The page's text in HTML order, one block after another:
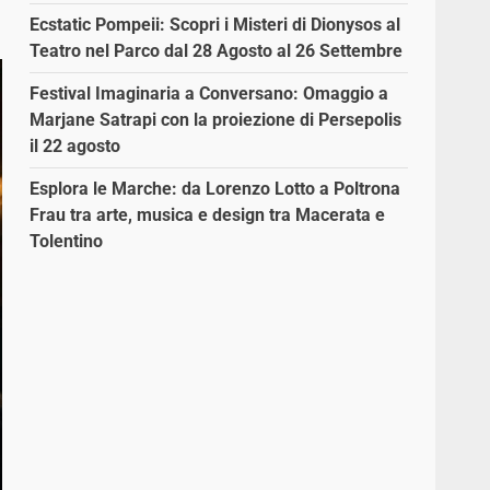
Ecstatic Pompeii: Scopri i Misteri di Dionysos al
Teatro nel Parco dal 28 Agosto al 26 Settembre
Festival Imaginaria a Conversano: Omaggio a
Marjane Satrapi con la proiezione di Persepolis
il 22 agosto
Esplora le Marche: da Lorenzo Lotto a Poltrona
Frau tra arte, musica e design tra Macerata e
Tolentino